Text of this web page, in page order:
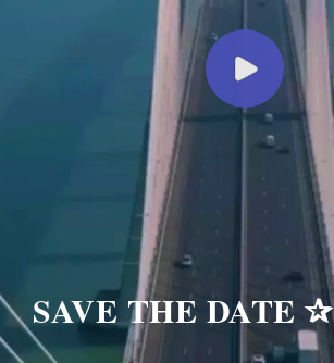
SAVE THE DATE✰